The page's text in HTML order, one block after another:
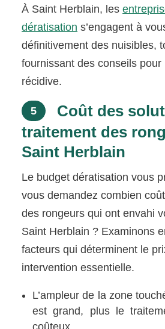
À Saint Herblain, les
dératisation s’engagent à
définitivement des nuisibles,
fournissant des conseils pour
récidive.
5
Coût des
traitement des
Saint Herblain
Le budget dératisation vous
vous demandez combien
des rongeurs qui ont envahi
Saint Herblain ? Examinons
facteurs qui déterminent le
intervention essentielle.
L’ampleur de la zone
est grand, plus le